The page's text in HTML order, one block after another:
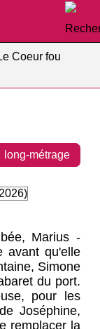
Coeur fou
long-métrage
Marius -
avant qu'elle
Simone
du port.
pour les
Joséphine,
remplacer la